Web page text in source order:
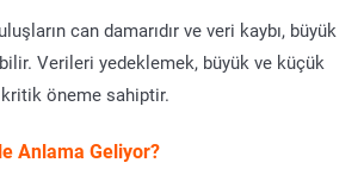
can damarıdır ve veri kaybı, büyük
Verileri yedeklemek, büyük ve küçük
öneme sahiptir.
Anlama Geliyor?